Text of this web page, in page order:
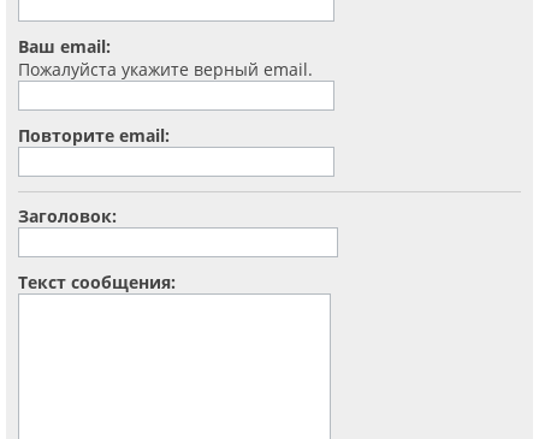
Ваш email:
Пожалуйста укажите верный email.
Повторите email:
Заголовок:
Текст сообщения: